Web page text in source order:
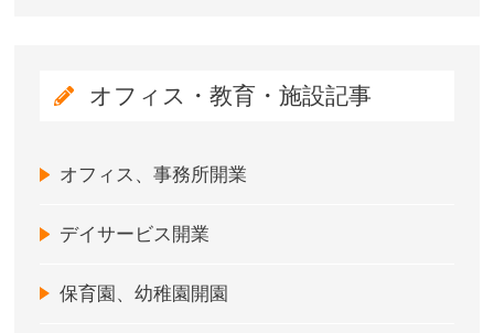
オフィス・教育・施設記事
オフィス、事務所開業
デイサービス開業
保育園、幼稚園開園